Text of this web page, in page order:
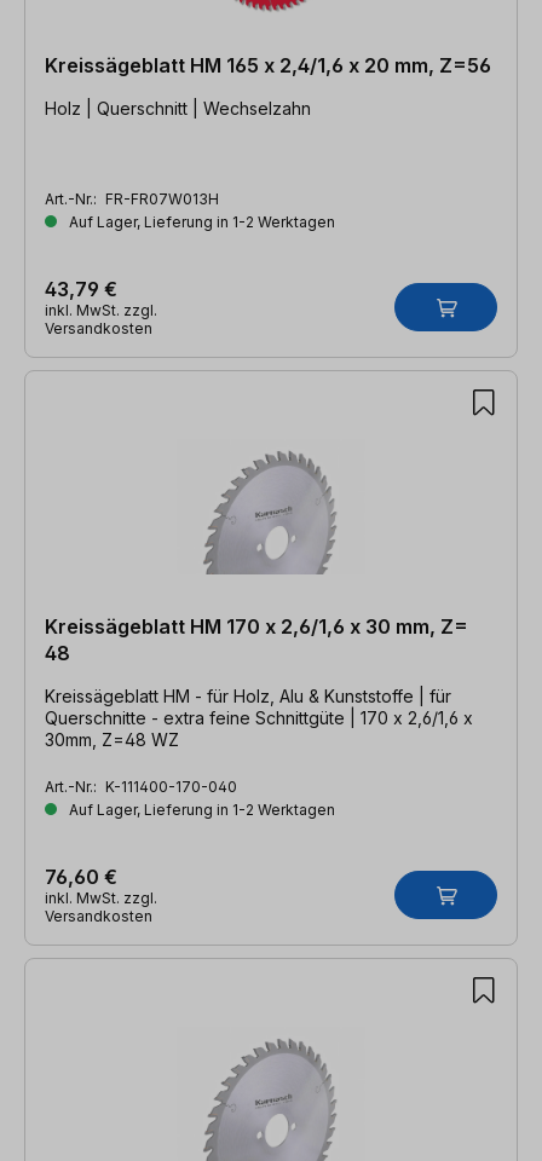
Kreissägeblatt HM 165 x 2,4/1,6 x 20 mm, Z=56
Holz | Querschnitt | Wechselzahn
Art.-Nr.: FR-FR07W013H
Auf Lager, Lieferung in 1-2 Werktagen
43,79 €
inkl. MwSt. zzgl.
Versandkosten
Kreissägeblatt HM 170 x 2,6/1,6 x 30 mm, Z=
48
Kreissägeblatt HM - für Holz, Alu & Kunststoffe | für
Querschnitte - extra feine Schnittgüte | 170 x 2,6/1,6 x
30mm, Z=48 WZ
Art.-Nr.: K-111400-170-040
Auf Lager, Lieferung in 1-2 Werktagen
76,60 €
inkl. MwSt. zzgl.
Versandkosten